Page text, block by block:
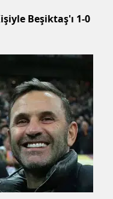
Beşiktaş'ı 1-0